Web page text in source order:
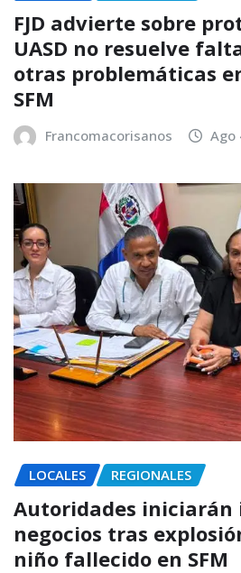
FJD advierte sobre
UASD no resuelve
otras problemáticas
SFM
Francomacorisanos Ago
LOCALES REGIONALES
Autoridades iniciarán
negocios tras
niño fallecido en SFM